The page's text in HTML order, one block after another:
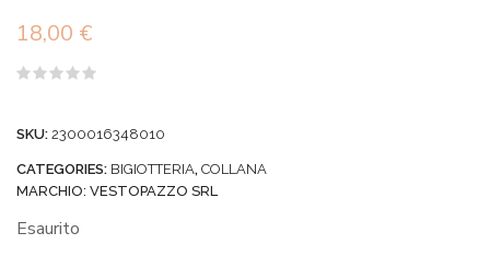
18,00 €
5
SKU: 2300016348010
CATEGORIES: BIGIOTTERIA, COLLANA
MARCHIO: VESTOPAZZO SRL
Esaurito